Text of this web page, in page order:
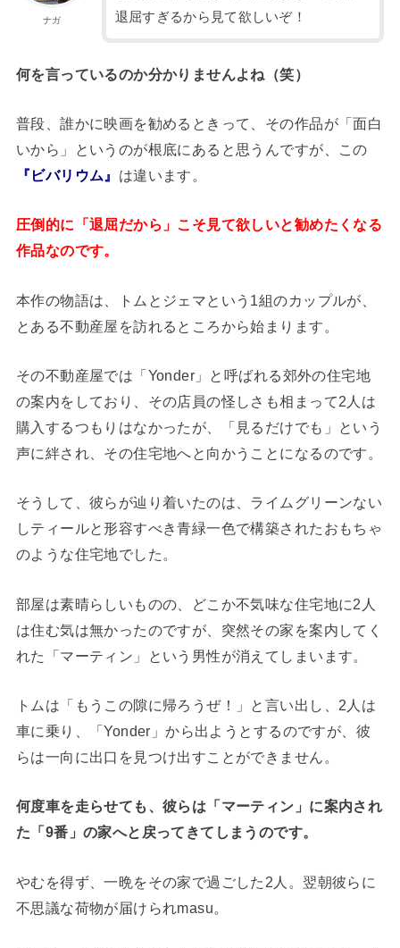
ナガ
退屈すぎるから見て欲しいぞ！
何を言っているのか分かりませんよね（笑）
普段、誰かに映画を勧めるときって、その作品が「面白
いから」というのが根底にあると思うんですが、この
『ビバリウム』 は違います。
圧倒的に「退屈だから」こそ見て欲しいと勧めたくなる
作品なのです。
本作の物語は、トムとジェマという1組のカップルが、
とある不動産屋を訪れるところから始まります。
その不動産屋では「Yonder」と呼ばれる郊外の住宅地
の案内をしており、その店員の怪しさも相まって2人は
購入するつもりはなかったが、「見るだけでも」という
声に絆され、その住宅地へと向かうことになるのです。
そうして、彼らが辿り着いたのは、ライムグリーンない
しティールと形容すべき青緑一色で構築されたおもちゃ
のような住宅地でした。
部屋は素晴らしいものの、どこか不気味な住宅地に2人
は住む気は無かったのですが、突然その家を案内してく
れた「マーティン」という男性が消えてしまいます。
トムは「もうこの隙に帰ろうぜ！」と言い出し、2人は
車に乗り、「Yonder」から出ようとするのですが、彼
らは一向に出口を見つけ出すことができません。
何度車を走らせても、彼らは「マーティン」に案内され
た「9番」の家へと戻ってきてしまうのです。
やむを得ず、一晩をその家で過ごした2人。翌朝彼らに
不思議な荷物が届けられmasu。